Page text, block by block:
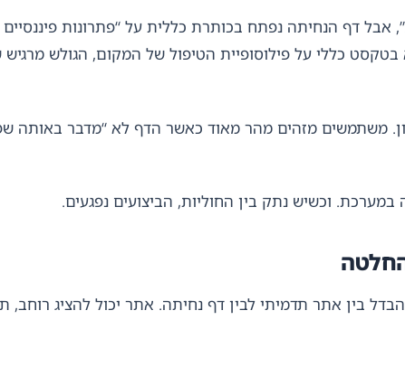
אבל דף הנחיתה נפתח בכותרת כללית על “פתרונות
כללי על פילוסופיית הטיפול של המקום, הגולש
מזהים מהר מאוד כאשר הדף לא “מדבר באותה
וכשיש נתק בין החוליות, הביצועים נפגעים.
בין אתר תדמיתי לבין דף נחיתה. אתר יכול להציג רוחב,